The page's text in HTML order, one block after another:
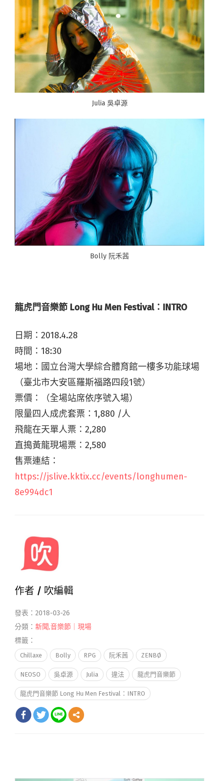
Julia 吳卓源
Bolly 阮禾茜
龍虎門音樂節 Long Hu Men Festival：INTRO
日期：2018.4.28
時間：18:30
場地：國立台灣大學綜合體育館一樓多功能球場
（臺北市大安區羅斯福路四段1號）
票價：（全場站席依序號入場）
限量四人成虎套票：1,880 /人
飛龍在天單人票：2,280
直搗黃龍現場票：2,580
售票連結：
https://jslive.kktix.cc/events/longhumen-
8e994dc1
作者 / 吹編輯
發表：2018-03-26
分類： 新聞,音樂節｜現場
標籤：
Chillaxe Bolly RPG 阮禾茜 ZENBØ
NEOSO 吳卓源 Julia 違法 龍虎門音樂節
龍虎門音樂節 Long Hu Men Festival：INTRO